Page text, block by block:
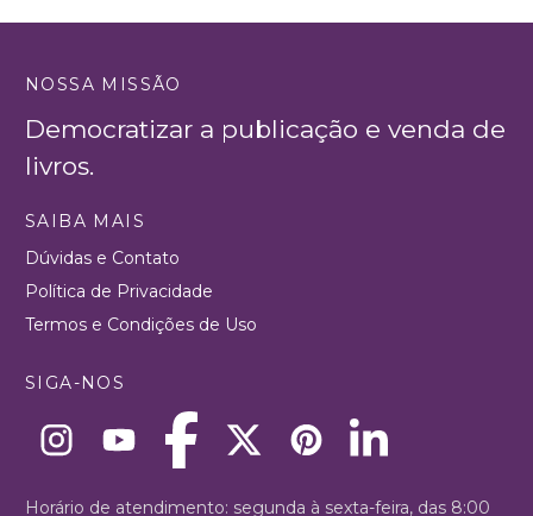
NOSSA MISSÃO
Democratizar a publicação e venda de
livros.
SAIBA MAIS
Dúvidas e Contato
Política de Privacidade
Termos e Condições de Uso
SIGA-NOS
Horário de atendimento: segunda à sexta-feira, das 8:00